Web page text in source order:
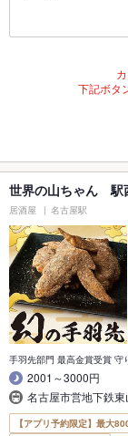
下記ボタ
世界の山ちゃん 駅
居酒屋 名古屋駅
手羽先部門 最高金賞受賞 守
2001～3000円
名古屋市営地下鉄
【アプリ予約限定】最大